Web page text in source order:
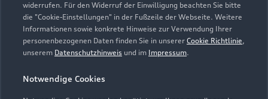
widerrufen. Für den Widerruf der Einwilligung beachten Sie bitte
die "Cookie-Einstellungen" in der Fußzeile der Webseite. Weitere
Informationen sowie konkrete Hinweise zur Verwendung Ihrer
personenbezogenen Daten finden Sie in unserer Cookie Richtlinie,
unserem Datenschutzhinweis und im Impressum.
Notwendige Cookies